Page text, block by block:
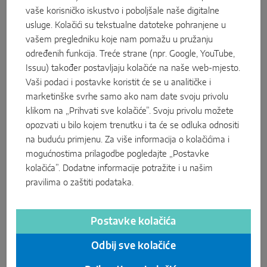
Paralelno-klizni
Komponente sustava
RJEŠENJA ZA VRATA
Instinct by MACO
MACO Protect M-TS
MACO Protect A-TS
S pogonom putem kvake
S cilindrom
Komponente sustava
Prvi zajednički razvijeni proizvod tvrtki MACO i HAUTAU
MACO grupa kliznim kolicima MACO Move HS po prvi put
lansira proizvod koji je razvijen zajedničkom suradnjom tima
MACO-HAUTAU. Klizna kolica MACO Move HS omogućavaju
svojom lakohodnom mehanikom otvaranje i zatvaranje
podizno-kliznih vrata bez napora. I to lakše i tiše no ikad prije.
Uz to, ovaj novi proizvod već u standardnoj izvedbi omogućava
postavljanje veće težine krila od bilo kojeg drugog proizvoda na
tržištu.
Web-stranica
MACO Poduzeće
MACO OKOVI d.o.o., Tržna 12, 10290 Zaprešić, Hrvatska
vaše korisničko iskustvo i poboljšale naše digitalne
usluge. Kolačići su tekstualne datoteke pohranjene u
vašem pregledniku koje nam pomažu u pružanju
određenih funkcija. Treće strane (npr. Google, YouTube,
Issuu) također postavljaju kolačiće na naše web-mjesto.
Vaši podaci i postavke koristit će se u analitičke i
marketinške svrhe samo ako nam date svoju privolu
klikom na „Prihvati sve kolačiće”. Svoju privolu možete
opozvati u bilo kojem trenutku i ta će se odluka odnositi
na buduću primjenu. Za više informacija o kolačićima i
mogućnostima prilagodbe pogledajte „Postavke
kolačića”. Dodatne informacije potražite i u našim
pravilima o zaštiti podataka
Postavke kolačića
Odbij sve kolačiće